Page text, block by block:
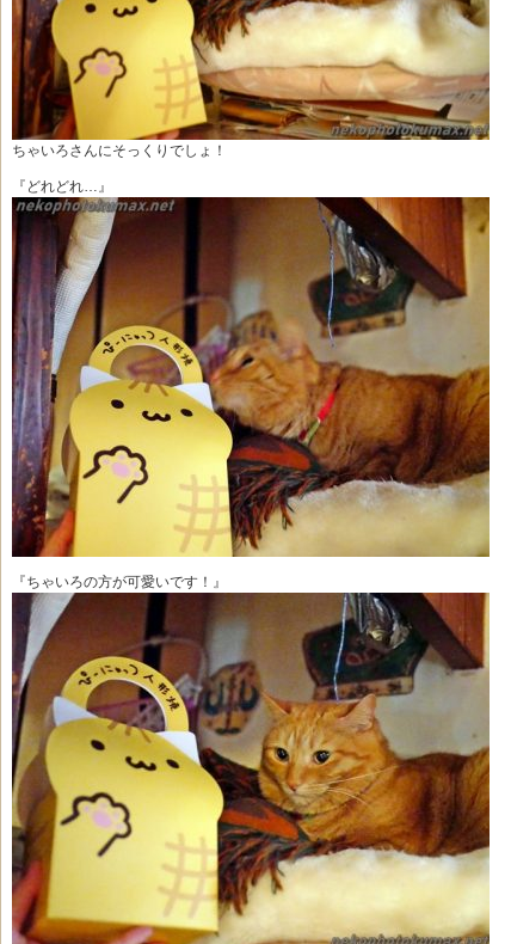
ちゃいろさんにそっくりでしょ！
『どれどれ…』
『ちゃいろの方が可愛いです！』